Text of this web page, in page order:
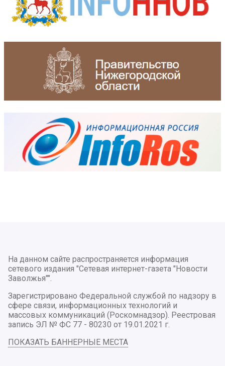
На данном сайте распространяется информация
сетевого издания "Сетевая интернет-газета "Новости
Заволжья"".
Зарегистрировано Федеральной службой по надзору в
сфере связи, информационных технологий и
массовых коммуникаций (Роскомнадзор). Реестровая
запись ЭЛ № ФС 77 - 80230 от 19.01.2021 г.
ПОКАЗАТЬ БАННЕРНЫЕ МЕСТА